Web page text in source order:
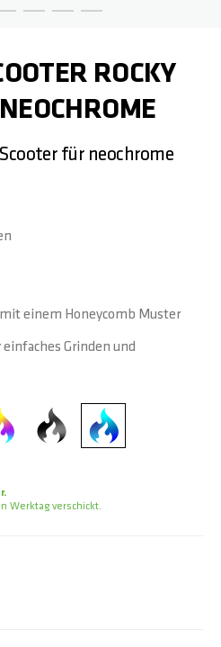
ROCKY
für neochrome
einem Honeycomb Muster
Grinden und
Werktag verschickt.